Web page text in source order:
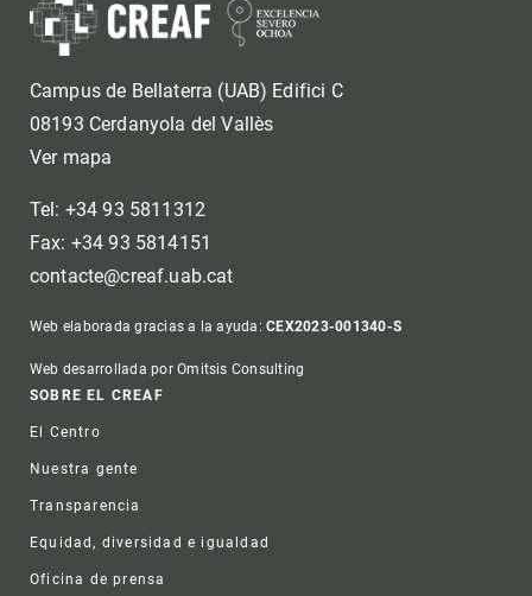
Campus de Bellaterra (UAB) Edifici C
08193 Cerdanyola del Vallès
Ver mapa
Tel: +34 93 5811312
Fax: +34 93 5814151
contacte@creaf.uab.cat
Web elaborada gracias a la ayuda:CEX2023-001340-S
Web desarrollada por Omitsis Consulting
Footer
SOBRE EL CREAF
El Centro
Nuestra gente
Transparencia
Equidad, diversidad e igualdad
Oficina de prensa